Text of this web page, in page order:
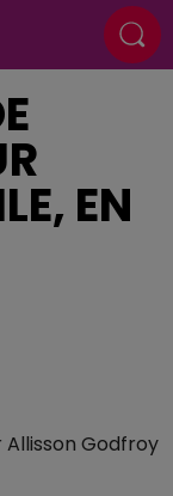
EN
Allisson Godfroy